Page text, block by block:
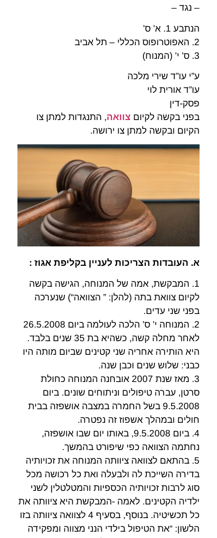
– נגד –
הנתבע 1. א’ ס’
2. האפוטרופוס הכללי – תל אביב
3. ס’ י’ (המנוח)
ע”י עו”ד שירי מלכה
עו”ד אורית לוי
פסק-דין
בפני בקשה לקיום צוואה, התנגדות למתן צו
הקיום ובקשה למתן צו ירושה.
א. העובדות הצריכות לעניין בקליפת אגוז :
1. המבקשת, אמה של המנוחה, הגישה בקשה
לקיום צוואת בתה (להלן: ” הצוואה“) שנערכה
בפני שני עדים.
2. המנוחה י’ ס’ הלכה לעולמה ביום 26.5.2008
לאחר מחלה קשה, כשהיא בת 35 שנים בלבד.
היא הותירה אחריה שני קטינים שביום מותה היו
כבני: שלוש שנים וכבן שנה.
3. מאז שנת 2007 אובחנה המנוחה כחולת
סרטן, עברה טיפולים וניתוחים שונים. ביום
9.5.2008 בשל החמרה במצבה אושפזה בבית
חולים ובמהלך אשפוז זה נפטרה.
4. ביום 9.5.2008, באותו יום שבו אושפזה,
נחתמה הצוואה כפי שיפורט בהמשך.
5. בהתאם לצוואה ציוותה המנוחה את זכויותיה
בדירה השייכת לה ולבעלה ואת כל רכושה מכל
סוג לרבות זכויותיה הכספיות והמטלטלין לשני
ילדיה הקטינים. לאמה -המבקשת היא ציוותה את
כל תכשיטיה. בנוסף, בסעיף 4 לצוואה ציוותה בזו
הלשון: “את הטיפול בילדי הנני מצווה ומפקידה